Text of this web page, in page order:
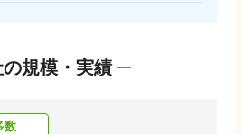
規模・実績
数